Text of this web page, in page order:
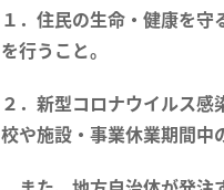
１．住民の生命・健康を
を行うこと。
２．新型コロナウイルス
校や施設・事業休業期間中